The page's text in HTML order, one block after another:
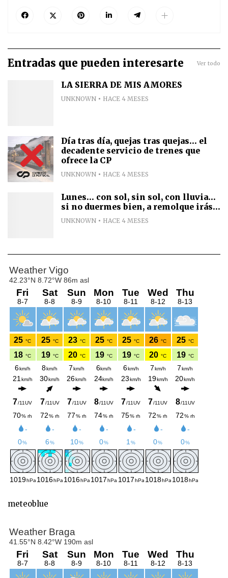
Entradas que pueden interesarte Ver todo
LA SIERRA DE MIS AMORES
UNKNOWN HACE 4 MESES
Día tras día, quejas tras quejas... el
decadente servicio de trenes que
ofrece la CP
UNKNOWN HACE 4 MESES
Lunes... con sol, sin sol, con lluvia...
si no duermes bien, a remolque irás...
UNKNOWN HACE 4 MESES
meteoblue